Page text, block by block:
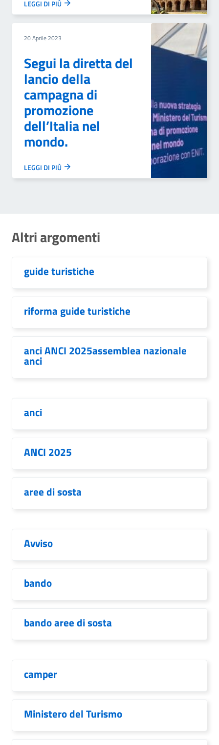
LEGGI DI PIÙ
20 Aprile 2023
Segui la diretta del
lancio della
campagna di
promozione
dell’Italia nel
mondo.
LEGGI DI PIÙ
Altri argomenti
guide turistiche
riforma guide turistiche
anci ANCI 2025assemblea nazionale
anci
anci
ANCI 2025
aree di sosta
Avviso
bando
bando aree di sosta
camper
Ministero del Turismo